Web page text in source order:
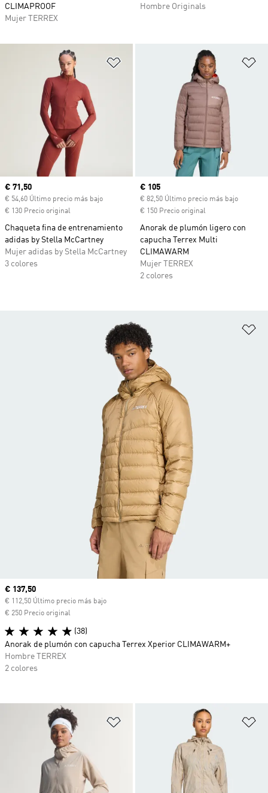
CLIMAPROOF
Mujer TERREX
Hombre Originals
Añadir a la lista de deseos
Precio actual
€ 71,50
€ 54,60 Último precio más bajo
€ 130 Precio original
Chaqueta fina de entrenamiento
adidas by Stella McCartney
Mujer adidas by Stella McCartney
3 colores
Precio actual
€ 105
€ 82,50 Último precio más bajo
€ 150 Precio original
Anorak de plumón ligero con
capucha Terrex Multi
CLIMAWARM
Mujer TERREX
2 colores
Añadir a la lista de deseos
Precio actual
€ 137,50
€ 112,50 Último precio más bajo
€ 250 Precio original
(38)
Anorak de plumón con capucha Terrex Xperior CLIMAWARM+
Hombre TERREX
2 colores